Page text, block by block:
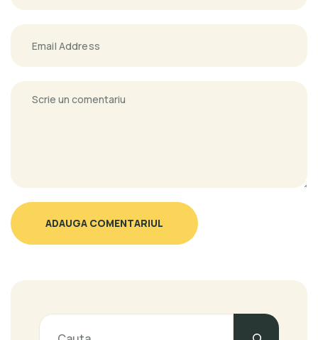
ADAUGA COMENTARIUL